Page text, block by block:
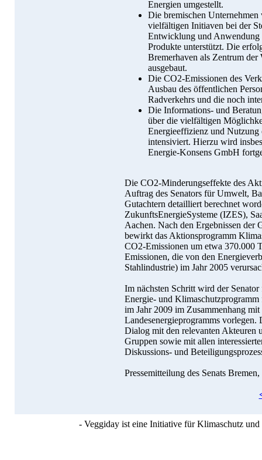
Energien umgestellt.
Die bremischen
vielfältigen Initiaven bei der
Entwicklung und
Produkte unterstützt. Die
Bremerhaven als Zentrum
ausgebaut.
Die CO2-Emissionen des
Ausbau des öffentlichen
Radverkehrs und die noch
Die Informations- und
über die vielfältigen
Energieeffizienz und Nutzung
intensiviert. Hierzu wird
Energie-Konsens GmbH
Die CO2-Minderungseffekte des
Auftrag des Senators für Umwelt,
Gutachtern detailliert berechnet
ZukunftsEnergieSysteme (IZES),
Aachen. Nach den Ergebnissen der
bewirkt das Aktionsprogramm
CO2-Emissionen um etwa 370.000
Emissionen, die von den
Stahlindustrie) im Jahr 2005
Im nächsten Schritt wird der
Energie- und
im Jahr 2009 im Zusammenhang
Landesenergieprogramms
Dialog mit den relevanten Akteuren
Gruppen sowie mit allen
Diskussions- und
Pressemitteilung des Senats
- Veggiday ist eine Initiative für Klimaschutz